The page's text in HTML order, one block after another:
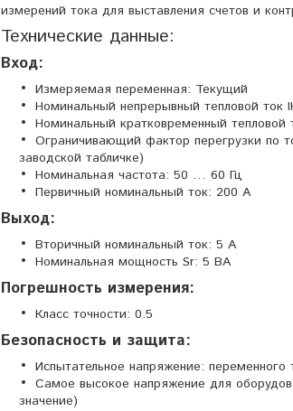
измерений тока для выставления счетов и
Технические данные:
Вход:
Измеряемая переменная: Текущий
Номинальный непрерывный тепловой ток
Номинальный кратковременный
Ограничивающий фактор перегрузки по
заводской табличке)
Номинальная частота: 50 … 60 Гц
Первичный номинальный ток: 200 А
Выход:
Вторичный номинальный ток: 5 A
Номинальная мощность Sr: 5 ВА
Погрешность измерения:
Класс точности: 0.5
Безопасность и защита:
Испытательное напряжение:
Самое высокое напряжение для
значение)